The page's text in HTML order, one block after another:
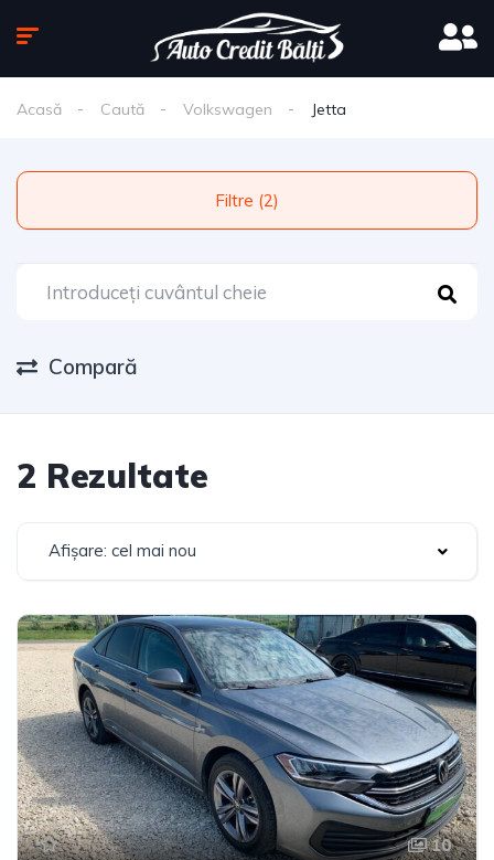
Acasă Caută Volkswagen Jetta
Filtre (2)
Compară
2 Rezultate
Afișare: cel mai nou
10